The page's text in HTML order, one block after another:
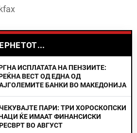
ИСПЛАТАТА НА ПЕНЗИИТЕ:
ВЕСТ ОД ЕДНА ОД
БАНКИ ВО МАКЕДОНИЈА
ПАРИ: ТРИ ХОРОСКОПСКИ
ЌЕ ИМААТ ФИНАНСИСКИ
ВО АВГУСТ